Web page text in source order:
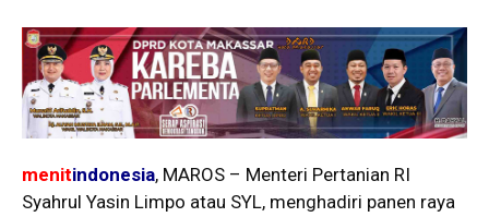
menitindonesia, MAROS – Menteri Pertanian RI
Syahrul Yasin Limpo atau SYL, menghadiri panen raya